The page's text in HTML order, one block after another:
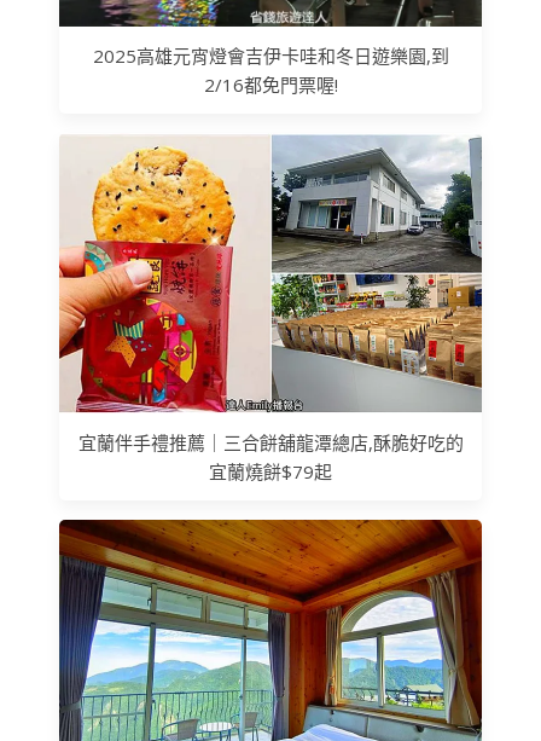
2025高雄元宵燈會吉伊卡哇和冬日遊樂園,到
2/16都免門票喔!
宜蘭伴手禮推薦｜三合餅舖龍潭總店,酥脆好吃的
宜蘭燒餅$79起